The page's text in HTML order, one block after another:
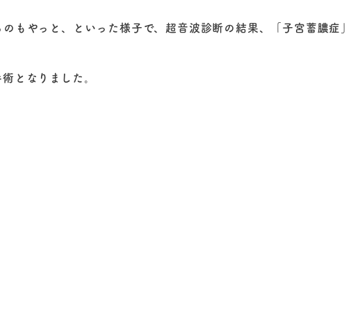
もやっと、といった様子で、超音波診断の結果、「子宮蓄膿症」
となりました。